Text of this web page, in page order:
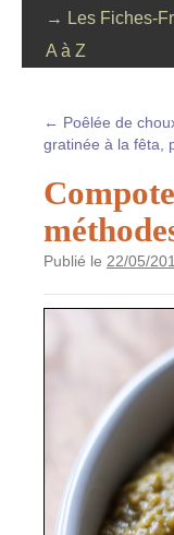
→ Les Fiches-
A à Z
← Poêlée de
gratinée à la fêta,
Publié le 22/05/